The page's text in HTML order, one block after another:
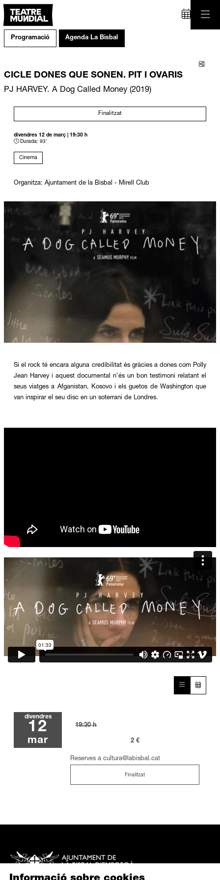
Programació Agenda La Bisbal
CICLE DONES QUE SONEN. PIT I OVARIS
PJ HARVEY. A Dog Called Money (2019)
Finalitzat
divendres 12 de març
19:30 h
Durada: 93'
Cinema
Organitza: Ajuntament de la Bisbal - Mirell Club
Si el rock té encara alguna credibilitat és gràcies a dones com Polly
Jean Harvey i aquest documental n’és un bon testimoni relatant el
seus viatges a Afganistan, Kosovo i els guetos de Washington que
van inspirar el seu disc en un soterrani de Londres.
divendres
12
mar
19:30 h
2 €
Reserves a cultura@labisbal.cat
Finalitzat